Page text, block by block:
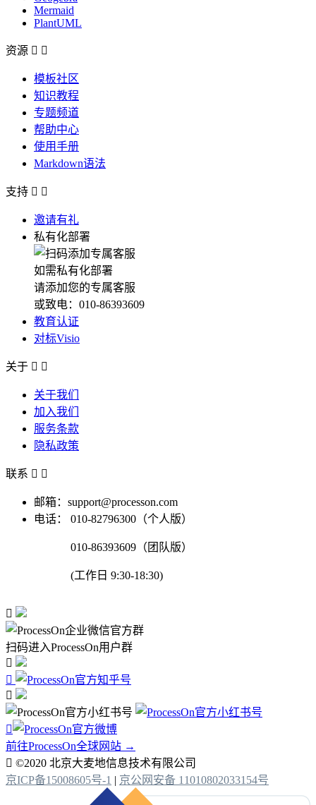
Mermaid
PlantUML
资源  
模板社区
知识教程
专题频道
帮助中心
使用手册
Markdown语法
支持  
邀请有礼
私有化部署
如需私有化部署
请添加您的专属客服
或致电：010-86393609
教育认证
对标Visio
关于  
关于我们
加入我们
服务条款
隐私政策
联系  
邮箱：support@processon.com
电话：
010-82796300（个人版）
010-86393609（团队版）
(工作日 9:30-18:30)

扫码进入ProcessOn用户群




前往ProcessOn全球网站 →
 ©2020 北京大麦地信息技术有限公司
京ICP备15008605号-1 | 京公网安备 11010802033154号